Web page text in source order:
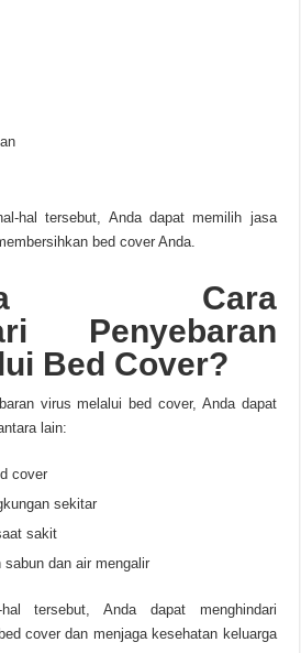
hal tersebut, Anda dapat memilih jasa
bed cover Anda.
Cara
Penyebaran
Bed Cover?
virus melalui bed cover, Anda dapat
lain:
cover
sekitar
sakit
sabun dan air mengalir
tersebut, Anda dapat menghindari
cover dan menjaga kesehatan keluarga